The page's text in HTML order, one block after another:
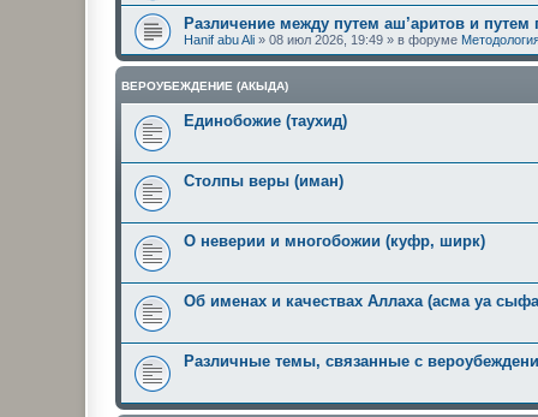
Различение между путем аш’аритов и
Hanif abu Ali » 08 июл 2026, 19:49 » в форуме
ВЕРОУБЕЖДЕНИЕ (АКЫДА)
Единобожие (таухид)
Столпы веры (иман)
О неверии и многобожии (куфр, ширк)
Об именах и качествах Аллаха (асма уа
Различные темы, связанные с